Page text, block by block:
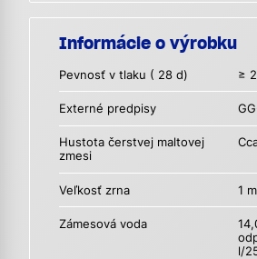
Informácie o výrobku
Pevnosť v tlaku ( 28 d) ≥
Externé predpisy
Hustota čerstvej maltovej
zmesi
Veľkosť zrna 1
Zámesová voda
l/